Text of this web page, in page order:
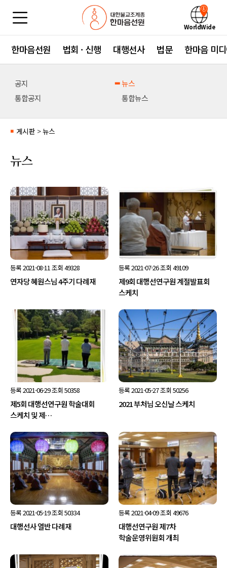
WorldWide
한마음선원 법회 · 신행 대행선사 법문 한마음 미
공지
뉴스
통합공지
통합뉴스
■ 게시판 >뉴스
뉴스
등록2021-08-11조회 49328
연자당 혜원스님 4주기 다례재
등록2021-07-26조회 49109
제9회 대행선연구원 계절발표회
스케치
등록2021-06-29조회 50358
제5회 대행선연구원 학술대회
스케치 및 제…
등록2021-05-27조회 50256
2021 부처님 오신날 스케치
등록2021-05-19조회 50334
대행선사 열반 다례재
등록2021-04-09조회 49676
대행선연구원 제7차
학술운영위원회 개최